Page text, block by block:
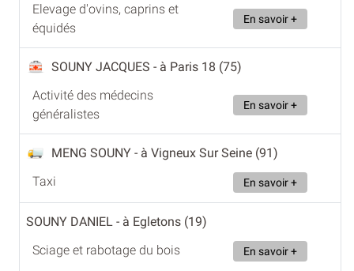
Elevage d'ovins, caprins et
équidés
En savoir +
SOUNY JACQUES - à Paris 18 (75)
Activité des médecins
généralistes
En savoir +
MENG SOUNY - à Vigneux Sur Seine (91)
Taxi
En savoir +
SOUNY DANIEL - à Egletons (19)
Sciage et rabotage du bois
En savoir +